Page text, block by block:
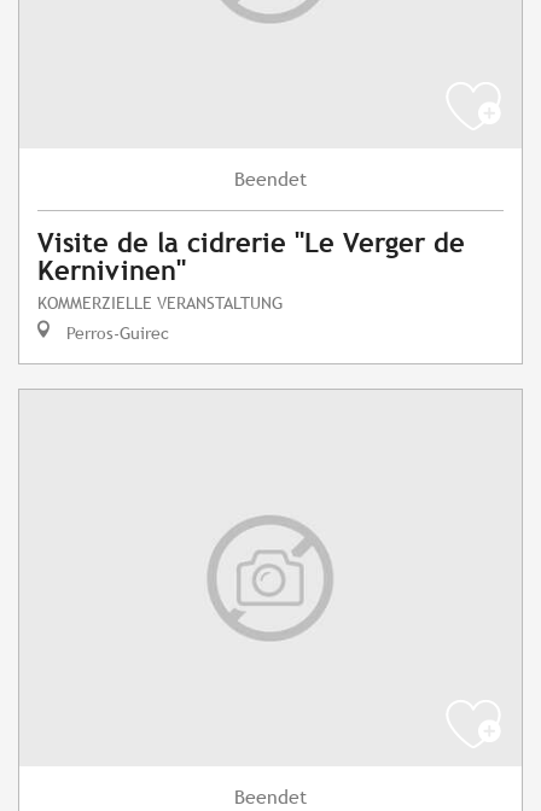
Beendet
Visite de la cidrerie "Le Verger de
Kernivinen"
KOMMERZIELLE VERANSTALTUNG
Perros-Guirec
Beendet